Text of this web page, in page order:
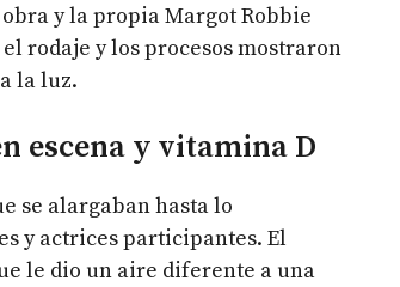
y la propia Margot Robbie
rodaje y los procesos mostraron
la luz.
escena y vitamina D
se alargaban hasta lo
y actrices participantes. El
le dio un aire diferente a una